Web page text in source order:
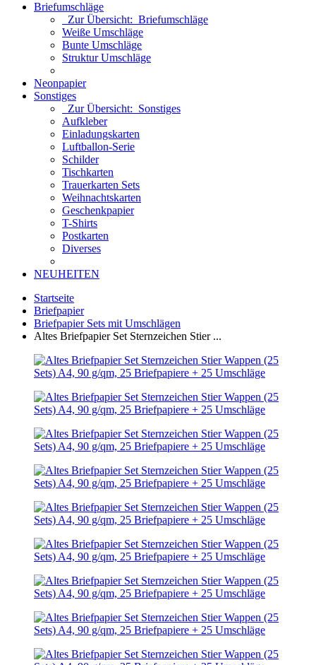
Briefumschläge
Zur Übersicht: Briefumschläge
Weiße Umschläge
Bunte Umschläge
Struktur Umschläge
Neonpapier
Sonstiges
Zur Übersicht: Sonstiges
Aufkleber
Einladungskarten
Luftballon-Serie
Schilder
Tischkarten
Trauerkarten Sets
Weihnachtskarten
Geschenkpapier
T-Shirts
Postkarten
Diverses
NEUHEITEN
Startseite
Briefpapier
Briefpapier Sets mit Umschlägen
Altes Briefpapier Set Sternzeichen Stier ...